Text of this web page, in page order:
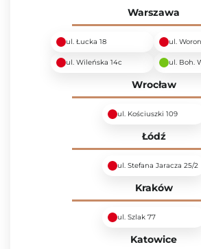
Warszawa
ul. Łucka 18 ul.
ul. Wileńska 14c ul. Boh.
Wrocław
ul. Kościuszki 109
Łódź
ul. Stefana Jaracza 25/2
Kraków
ul. Szlak 77
Katowice